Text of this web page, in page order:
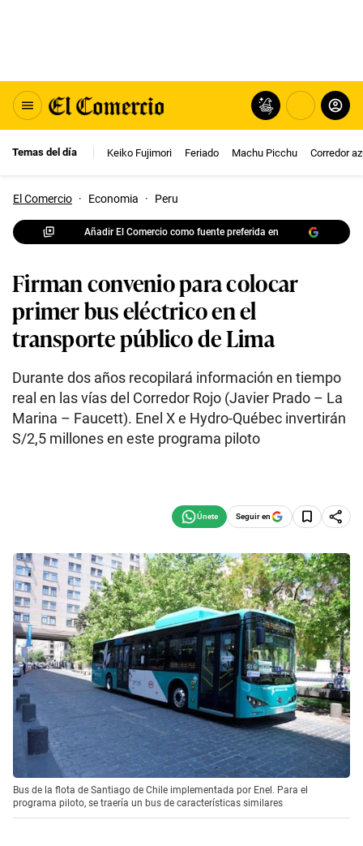
Temas del día Keiko Fujimori Feriado Machu Picchu Corredor
El Comercio · Economia · Peru
Añadir El Comercio como fuente preferida en
Firman convenio para colocar
primer bus eléctrico en el
transporte público de Lima
Durante dos años recopilará información en tiempo
real en las vías del Corredor Rojo (Javier Prado – La
Marina – Faucett). Enel X e Hydro-Québec invertirán
S/2,5 millones en este programa piloto
Seguir en
Bus de la flota de Santiago de Chile implementada por Enel. Para el
programa piloto, se traería un bus de características similares